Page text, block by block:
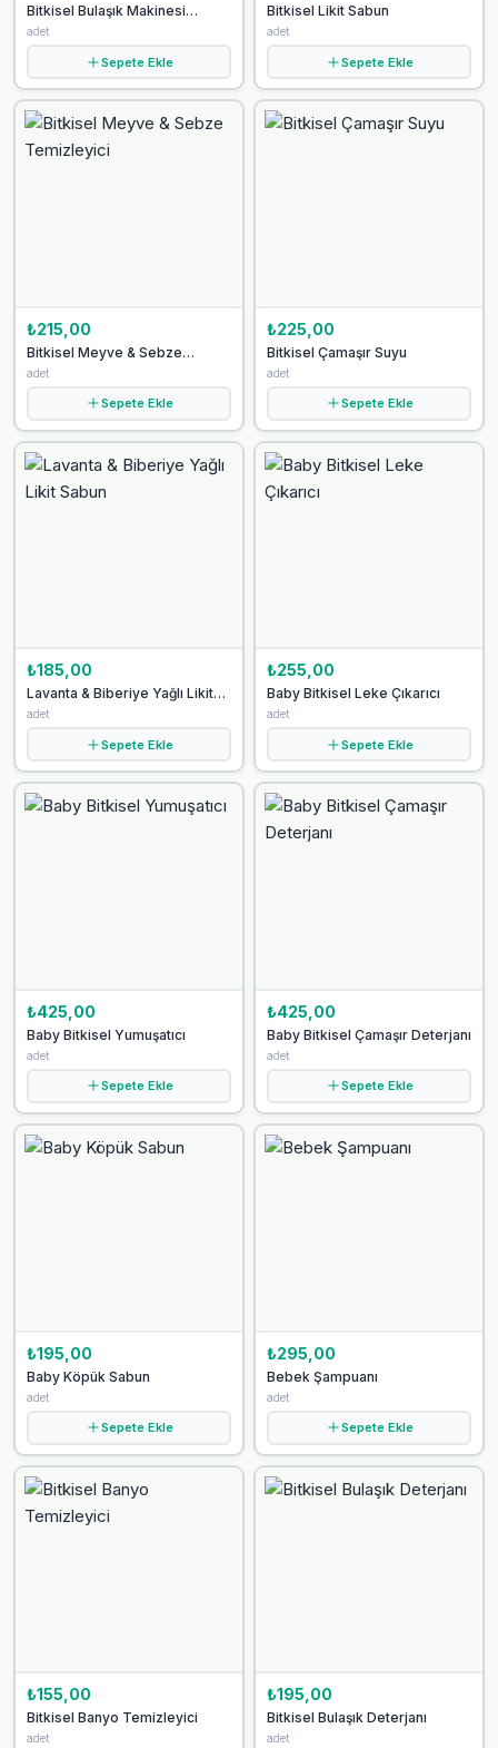
Bitkisel Bulaşık Makinesi
Tableti
adet
Sepete Ekle
Bitkisel Likit Sabun
adet
Sepete Ekle
₺215,00
Bitkisel Meyve & Sebze
Temizleyici
adet
Sepete Ekle
₺225,00
Bitkisel Çamaşır Suyu
adet
Sepete Ekle
₺185,00
Lavanta & Biberiye Yağlı Likit
Sabun
adet
Sepete Ekle
₺255,00
Baby Bitkisel Leke Çıkarıcı
adet
Sepete Ekle
₺425,00
Baby Bitkisel Yumuşatıcı
adet
Sepete Ekle
₺425,00
Baby Bitkisel Çamaşır Deterjanı
adet
Sepete Ekle
₺195,00
Baby Köpük Sabun
adet
Sepete Ekle
₺295,00
Bebek Şampuanı
adet
Sepete Ekle
₺155,00
Bitkisel Banyo Temizleyici
adet
₺195,00
Bitkisel Bulaşık Deterjanı
adet